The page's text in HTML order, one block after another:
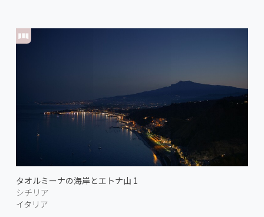
タオルミーナの海岸とエトナ山 1
シチリア
イタリア